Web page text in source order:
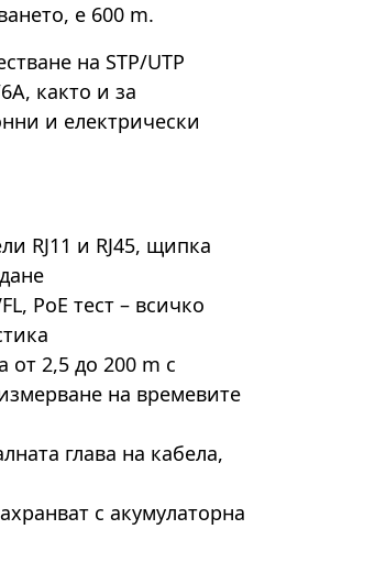
е 600 m.
на STP/UTP
както и за
и електрически
RJ11 и RJ45, щипка
PoE тест – всичко
2,5 до 200 m с
на времевите
глава на кабела,
с акумулаторна